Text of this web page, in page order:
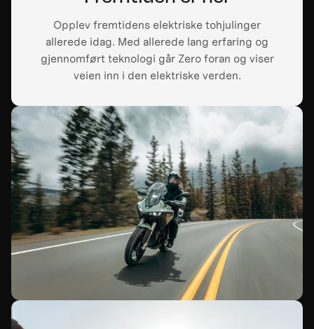
Opplev fremtidens elektriske tohjulinger
allerede idag. Med allerede lang erfaring og
gjennomført teknologi går Zero foran og viser
veien inn i den elektriske verden.